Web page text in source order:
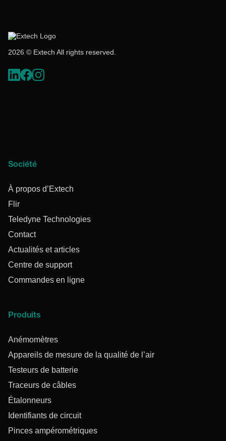
2026 © Extech All rights reserved.
Société
À propos d’Extech
Flir
Teledyne Technologies
Contact
Actualités et articles
Centre de support
Commandes en ligne
Produits
Anémomètres
Appareils de mesure de la qualité de l’air
Testeurs de batterie
Traceurs de câbles
Étalonneurs
Identifiants de circuit
Pinces ampérométriques